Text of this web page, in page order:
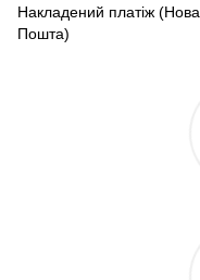
Накладений платіж
Пошта)